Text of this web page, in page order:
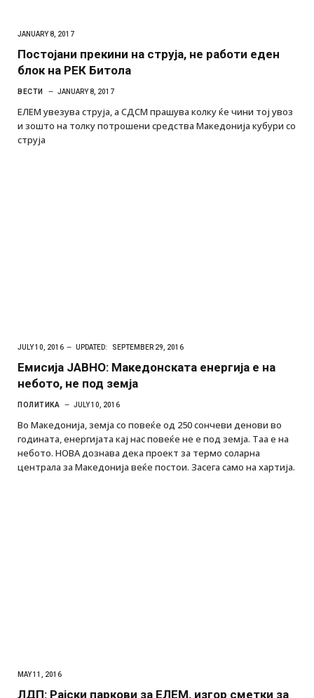
JANUARY 8, 2017
Постојани прекини на струја, не работи еден
блок на РЕК Битола
ВЕСТИ JANUARY 8, 2017
ЕЛЕМ увезува струја, а СДСМ прашува колку ќе чини тој увоз
и зошто на толку потрошени средства Македонија кубури со
струја
JULY 10, 2016 UPDATED: SEPTEMBER 29, 2016
Емисија ЈАВНО: Македонската енергија е на
небото, не под земја
ПОЛИТИКА JULY 10, 2016
Во Македонија, земја со повеќе од 250 сончеви денови во
годината, енергијата кај нас повеќе не е под земја. Тaa e на
небото. НОВА дознава дека проект за термо соларна
централа за Македонија веќе постои. Засега само на хартија.
MAY 11, 2016
ЛДП: Рајски паркови за ЕЛЕМ, изгор сметки за